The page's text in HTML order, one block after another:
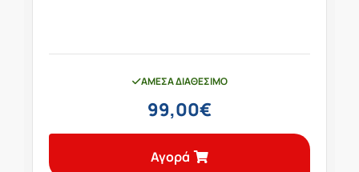
ΆΜΕΣΑ ΔΙΑΘΈΣΙΜΟ
99,00€
Αγορά